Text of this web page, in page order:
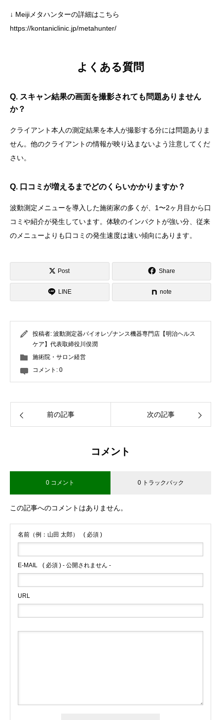
↓ Meijiメタハンターの詳細はこちら
https://kontaniclinic.jp/metahunter/
よくある質問
Q. スキャン結果の画面を撮影されても問題ありません
か？
クライアント本人の測定結果を本人が撮影する分には問題ありま
せん。他のクライアントの情報が映り込まないよう注意してくだ
さい。
Q. 口コミが増えるまでどのくらいかかりますか？
波動測定メニューを導入した施術家の多くが、1〜2ヶ月目から口
コミや紹介が発生しています。体験のインパクトが強い分、従来
のメニューよりも口コミの発生速度は速い傾向にあります。
Post Share
LINE note
投稿者: 波動測定器バイオレゾナンス機器専門店【明治ヘルス
ケア】代表取締役川俣潤
施術院・サロン経営
コメント: 0
前の記事 次の記事
コメント
0 コメント 0 トラックバック
この記事へのコメントはありません。
名前（例：山田 太郎） ( 必須 )
E-MAIL ( 必須 ) - 公開されません -
URL